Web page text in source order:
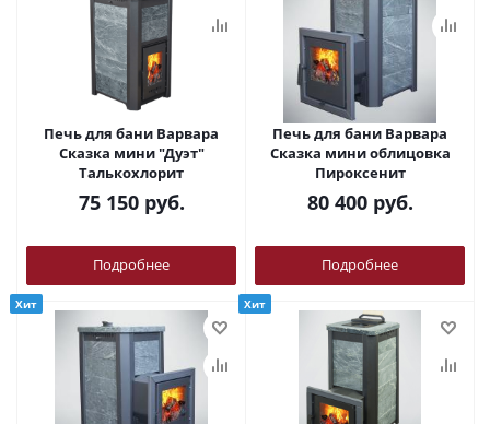
Печь для бани Варвара
Сказка мини "Дуэт"
Талькохлорит
75 150руб.
Подробнее
Печь для бани Варвара
Сказка мини облицовка
Пироксенит
80 400руб.
Подробнее
Хит Хит